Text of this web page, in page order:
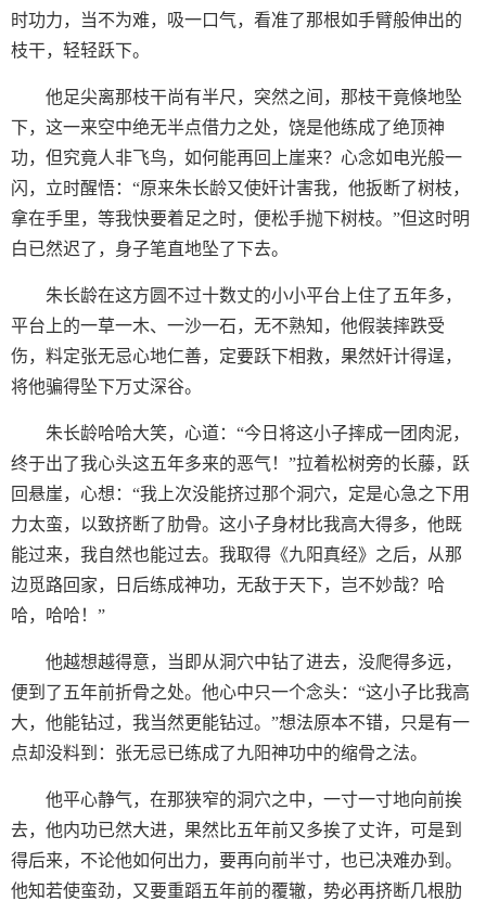
时功力，当不为难，吸一口气，看准了那根如手臂般伸出的
枝干，轻轻跃下。
他足尖离那枝干尚有半尺，突然之间，那枝干竟倏地坠
下，这一来空中绝无半点借力之处，饶是他练成了绝顶神
功，但究竟人非飞鸟，如何能再回上崖来？心念如电光般一
闪，立时醒悟：“原来朱长龄又使奸计害我，他扳断了树枝，
拿在手里，等我快要着足之时，便松手抛下树枝。”但这时明
白已然迟了，身子笔直地坠了下去。
朱长龄在这方圆不过十数丈的小小平台上住了五年多，
平台上的一草一木、一沙一石，无不熟知，他假装摔跌受
伤，料定张无忌心地仁善，定要跃下相救，果然奸计得逞，
将他骗得坠下万丈深谷。
朱长龄哈哈大笑，心道：“今日将这小子摔成一团肉泥，
终于出了我心头这五年多来的恶气！”拉着松树旁的长藤，跃
回悬崖，心想：“我上次没能挤过那个洞穴，定是心急之下用
力太蛮，以致挤断了肋骨。这小子身材比我高大得多，他既
能过来，我自然也能过去。我取得《九阳真经》之后，从那
边觅路回家，日后练成神功，无敌于天下，岂不妙哉？哈
哈，哈哈！”
他越想越得意，当即从洞穴中钻了进去，没爬得多远，
便到了五年前折骨之处。他心中只一个念头：“这小子比我高
大，他能钻过，我当然更能钻过。”想法原本不错，只是有一
点却没料到：张无忌已练成了九阳神功中的缩骨之法。
他平心静气，在那狭窄的洞穴之中，一寸一寸地向前挨
去，他内功已然大进，果然比五年前又多挨了丈许，可是到
得后来，不论他如何出力，要再向前半寸，也已决难办到。
他知若使蛮劲，又要重蹈五年前的覆辙，势必再挤断几根肋